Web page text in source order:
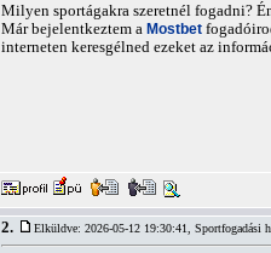
Milyen sportágakra szeretnél fogadni?
Már bejelentkeztem a Mostbet
interneten keresgélned ezeket az
2. Elküldve: 2026-05-12 19:30:41, Sportfogadási